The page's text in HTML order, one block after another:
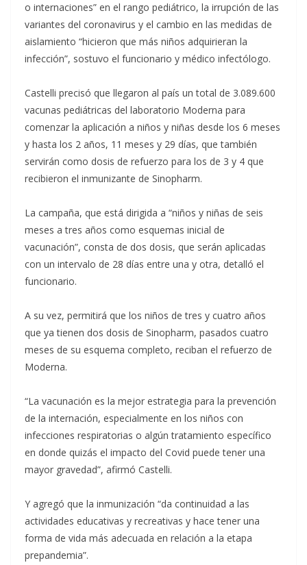
o internaciones” en el rango pediátrico, la irrupción de las
variantes del coronavirus y el cambio en las medidas de
aislamiento “hicieron que más niños adquirieran la
infección”, sostuvo el funcionario y médico infectólogo.
Castelli precisó que llegaron al país un total de 3.089.600
vacunas pediátricas del laboratorio Moderna para
comenzar la aplicación a niños y niñas desde los 6 meses
y hasta los 2 años, 11 meses y 29 días, que también
servirán como dosis de refuerzo para los de 3 y 4 que
recibieron el inmunizante de Sinopharm.
La campaña, que está dirigida a “niños y niñas de seis
meses a tres años como esquemas inicial de
vacunación”, consta de dos dosis, que serán aplicadas
con un intervalo de 28 días entre una y otra, detalló el
funcionario.
A su vez, permitirá que los niños de tres y cuatro años
que ya tienen dos dosis de Sinopharm, pasados cuatro
meses de su esquema completo, reciban el refuerzo de
Moderna.
“La vacunación es la mejor estrategia para la prevención
de la internación, especialmente en los niños con
infecciones respiratorias o algún tratamiento específico
en donde quizás el impacto del Covid puede tener una
mayor gravedad”, afirmó Castelli.
Y agregó que la inmunización “da continuidad a las
actividades educativas y recreativas y hace tener una
forma de vida más adecuada en relación a la etapa
prepandemia”.